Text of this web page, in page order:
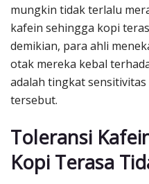
mungkin tidak terlalu
kafein sehingga kopi
demikian, para ahli
otak mereka kebal
adalah tingkat
tersebut.
Toleransi
Kopi Terasa